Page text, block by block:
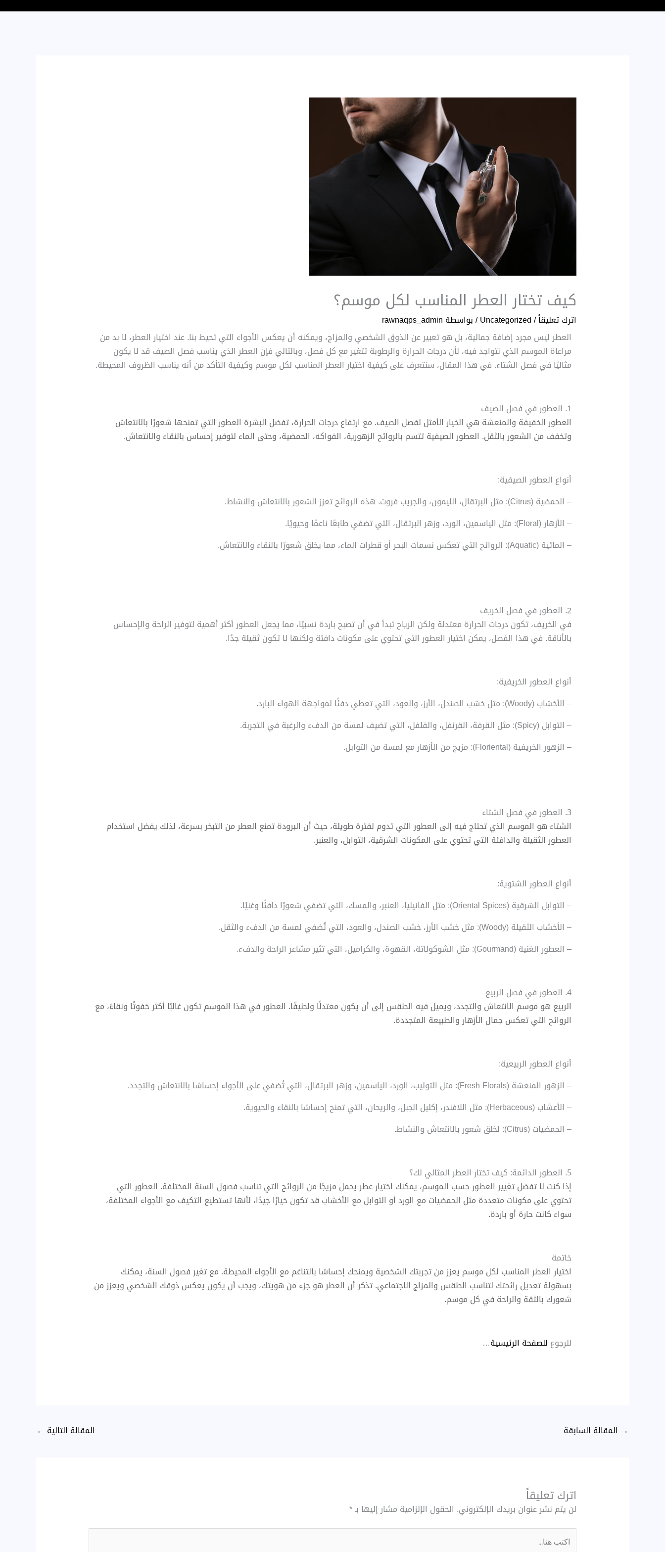
كيف تختار العطر المناسب لكل موسم؟
اترك تعليقاً/
Uncategorized/ بواسطة rawnaqps_admin
العطر ليس مجرد إضافة جمالية، بل هو تعبير عن الذوق الشخصي والمزاج، ويمكنه أن يعكس الأجواء التي تحيط بنا. عند اختيار العطر، لا بد من
مراعاة الموسم الذي نتواجد فيه، لأن درجات الحرارة والرطوبة تتغير مع كل فصل، وبالتالي فإن العطر الذي يناسب فصل الصيف قد لا يكون
مثاليًا في فصل الشتاء. في هذا المقال، سنتعرف على كيفية اختيار العطر المناسب لكل موسم وكيفية التأكد من أنه يناسب الظروف المحيطة.
1. العطور في فصل الصيف
العطور الخفيفة والمنعشة هي الخيار الأمثل لفصل الصيف. مع ارتفاع درجات الحرارة، تفضل البشرة العطور التي تمنحها شعورًا بالانتعاش
وتخفف من الشعور بالثقل. العطور الصيفية تتسم بالروائح الزهورية، الفواكه، الحمضية، وحتى الماء لتوفير إحساس بالنقاء والانتعاش.
أنواع العطور الصيفية:
– الحمضية (Citrus): مثل البرتقال، الليمون، والجريب فروت. هذه الروائح تعزز الشعور بالانتعاش والنشاط.
– الأزهار (Floral): مثل الياسمين، الورد، وزهر البرتقال، التي تضفي طابعًا ناعمًا وحيويًا.
– المائية (Aquatic): الروائح التي تعكس نسمات البحر أو قطرات الماء، مما يخلق شعورًا بالنقاء والانتعاش.
2. العطور في فصل الخريف
في الخريف، تكون درجات الحرارة معتدلة ولكن الرياح تبدأ في أن تصبح باردة نسبيًا، مما يجعل العطور أكثر أهمية لتوفير الراحة والإحساس
بالأناقة. في هذا الفصل، يمكن اختيار العطور التي تحتوي على مكونات دافئة ولكنها لا تكون ثقيلة جدًا.
أنواع العطور الخريفية:
– الأخشاب (Woody): مثل خشب الصندل، الأرز، والعود، التي تعطي دفئًا لمواجهة الهواء البارد.
– التوابل (Spicy): مثل القرفة، القرنفل، والفلفل، التي تضيف لمسة من الدفء والرغبة في التجربة.
– الزهور الخريفية (Floriental): مزيج من الأزهار مع لمسة من التوابل.
3. العطور في فصل الشتاء
الشتاء هو الموسم الذي تحتاج فيه إلى العطور التي تدوم لفترة طويلة، حيث أن البرودة تمنع العطر من التبخر بسرعة، لذلك يفضل استخدام
العطور الثقيلة والدافئة التي تحتوي على المكونات الشرقية، التوابل، والعنبر.
أنواع العطور الشتوية:
– التوابل الشرقية (Oriental Spices): مثل الفانيليا، العنبر، والمسك، التي تضفي شعورًا دافئًا وغنيًا.
– الأخشاب الثقيلة (Woody): مثل خشب الأرز، خشب الصندل، والعود، التي تُضفي لمسة من الدفء والثقل.
– العطور الغنية (Gourmand): مثل الشوكولاتة، القهوة، والكراميل، التي تثير مشاعر الراحة والدفء.
4. العطور في فصل الربيع
الربيع هو موسم الانتعاش والتجدد، ويميل فيه الطقس إلى أن يكون معتدلًا ولطيفًا. العطور في هذا الموسم تكون غالبًا أكثر خفوتًا ونقاءً، مع
الروائح التي تعكس جمال الأزهار والطبيعة المتجددة.
أنواع العطور الربيعية:
– الزهور المنعشة (Fresh Florals): مثل التوليب، الورد، الياسمين، وزهر البرتقال، التي تُضفي على الأجواء إحساسًا بالانتعاش والتجدد.
– الأعشاب (Herbaceous): مثل اللافندر، إكليل الجبل، والريحان، التي تمنح إحساسًا بالنقاء والحيوية.
– الحمضيات (Citrus): لخلق شعور بالانتعاش والنشاط.
5. العطور الدائمة: كيف تختار العطر المثالي لك؟
إذا كنت لا تفضل تغيير العطور حسب الموسم، يمكنك اختيار عطر يحمل مزيجًا من الروائح التي تناسب فصول السنة المختلفة. العطور التي
تحتوي على مكونات متعددة مثل الحمضيات مع الورد أو التوابل مع الأخشاب قد تكون خيارًا جيدًا، لأنها تستطيع التكيف مع الأجواء المختلفة،
سواء كانت حارة أو باردة.
خاتمة
اختيار العطر المناسب لكل موسم يعزز من تجربتك الشخصية ويمنحك إحساسًا بالتناغم مع الأجواء المحيطة. مع تغير فصول السنة، يمكنك
بسهولة تعديل رائحتك لتناسب الطقس والمزاج الاجتماعي. تذكر أن العطر هو جزء من هويتك، ويجب أن يكون يعكس ذوقك الشخصي ويعزز من
شعورك بالثقة والراحة في كل موسم.
للرجوع للصفحة الرئيسية…
→ المقالة السابقة المقالة التالية ←
اترك تعليقاً
لن يتم نشر عنوان بريدك الإلكتروني. الحقول الإلزامية مشار إليها بـ*
اكتب
هنا...